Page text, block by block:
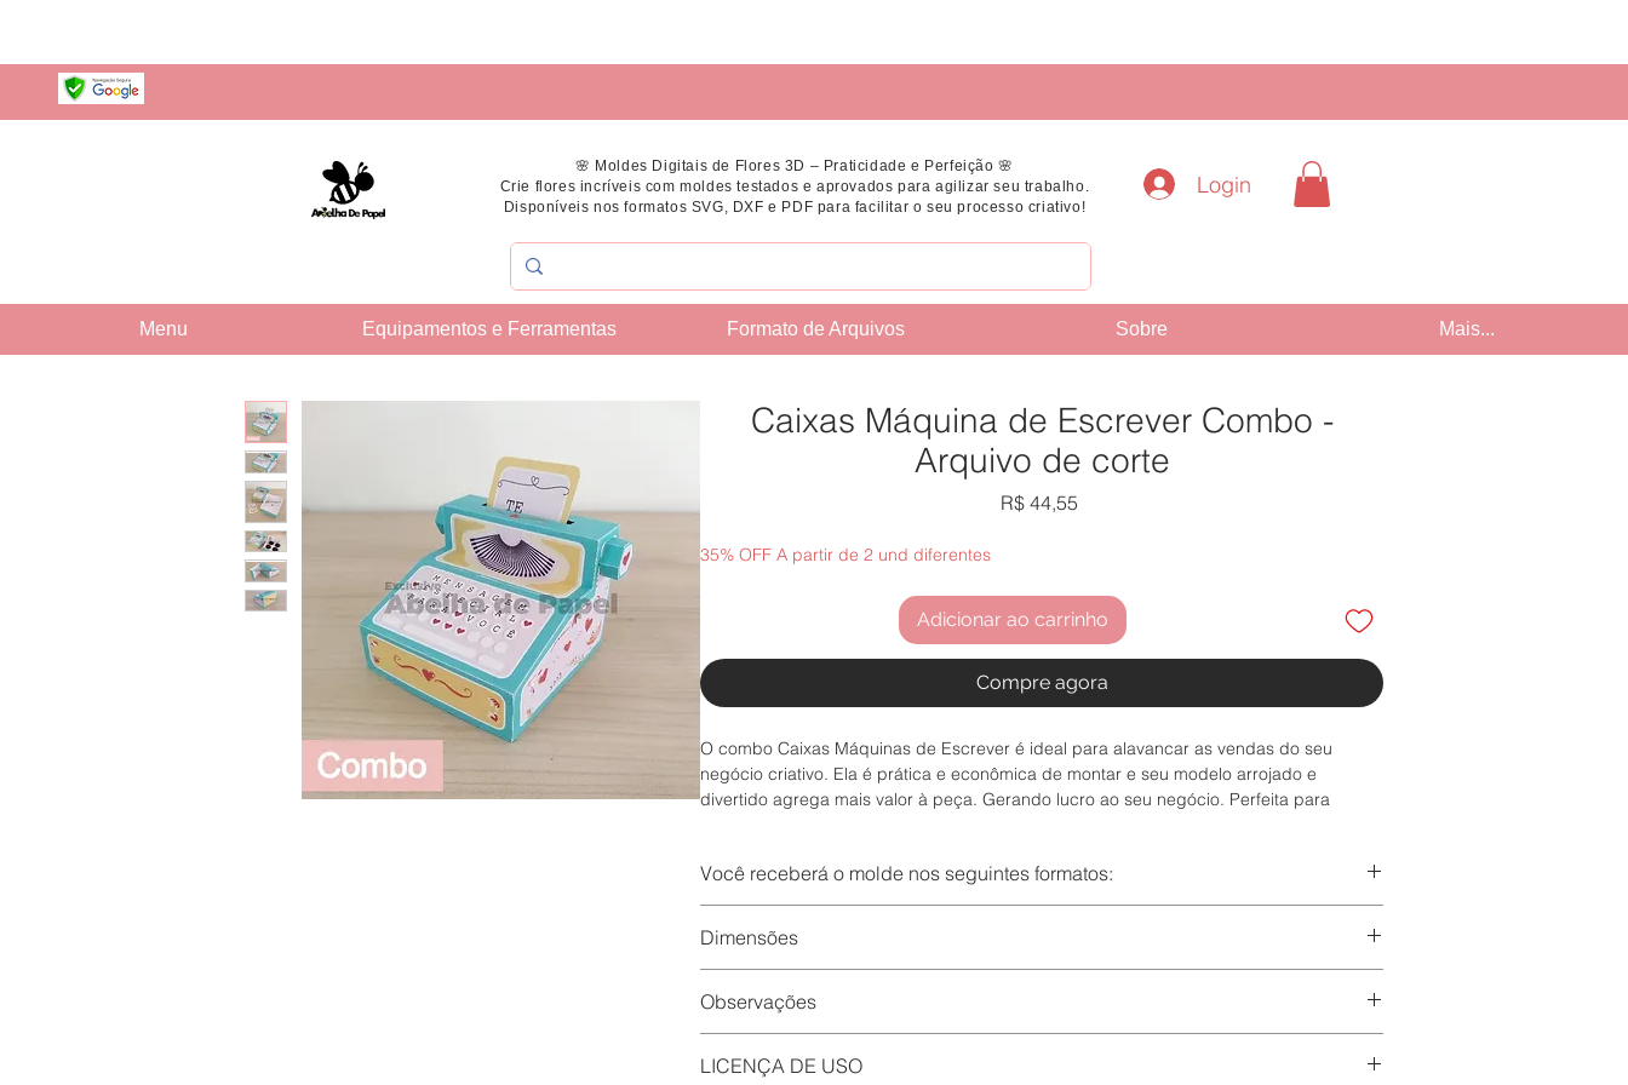
🌸 Moldes Digitais de Flores 3D – Praticidade e Perfeição 🌸
Crie flores incríveis com moldes testados e aprovados para agilizar seu trabalho.
Disponíveis nos formatos SVG, DXF e PDF para facilitar o seu processo criativo!
Login
Menu Equipamentos e Ferramentas Formato de Arquivos Sobre Mais...
Caixas Máquina de Escrever Combo -
Arquivo de corte
R$ 44,55Preço
35% OFF A partir de 2 und diferentes
Adicionar ao carrinho
Compre agora
O combo Caixas Máquinas de Escrever é ideal para alavancar as vendas do seu
negócio criativo. Ela é prática e econômica de montar e seu modelo arrojado e
divertido agrega mais valor à peça. Gerando lucro ao seu negócio. Perfeita para
1_Caixa Máquina de Escrever
2_Caixa Máquina de Escrever Porta doces
3_ Caixa Máquina de Escrever Porta Joias
Bônus: 2 papéis digitais para personalizar o fundo da caixa.
Esse printable foi desenvolvida em parceria com a Designer Bia Meireles, responsável
pela idealização e criação e ilustração.
O arquivo está disponível em duas versões para vinco: linhas pontilhadas e linhas
Você receberá o molde nos seguintes formatos:
– Abre no Silhouette Studio free
– Abre no silhouette Studio Business
– para impressão e recorte ou abrir no Silhouette Studio Pago
Dimensões
Observações
estará o botão para download do seu arquivo. O envio é imediato. Caso não recebe
LICENÇA DE USO